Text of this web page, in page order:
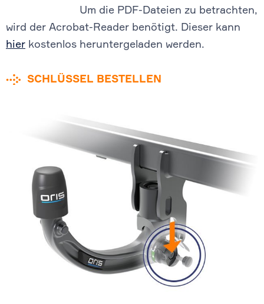
Um die PDF-Dateien zu betrachten,
wird der Acrobat-Reader benötigt. Dieser kann
hier kostenlos heruntergeladen werden.
SCHLÜSSEL BESTELLEN